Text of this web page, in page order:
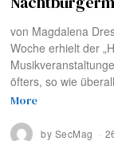
von Magdalena
Woche erhielt der
öfters, so wie
More
by SecMag